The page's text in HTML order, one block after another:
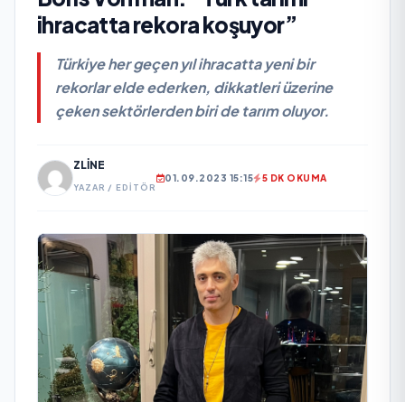
ihracatta rekora koşuyor”
Türkiye her geçen yıl ihracatta yeni bir
rekorlar elde ederken, dikkatleri üzerine
çeken sektörlerden biri de tarım oluyor.
ZLINE
YAZAR / EDITÖR
01.09.2023 15:15 5 DK OKUMA